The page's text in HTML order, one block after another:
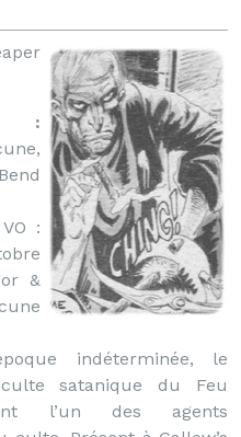
:
VO :
&
indéterminée, le
satanique du Feu
l’un des agents